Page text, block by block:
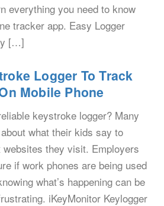
everything you need to know
tracker app. Easy Logger
[…]
Logger To Track
Mobile Phone
keystroke logger? Many
what their kids say to
they visit. Employers
if work phones are being used
what’s happening can be
iKeyMonitor Keylogger